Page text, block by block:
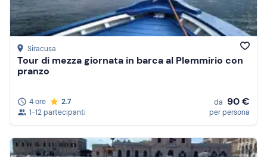
Siracusa
Tour di mezza giornata in barca al Plemmirio con
pranzo
4 ore
2.7
1-12 partecipanti
da 90 €
per persona